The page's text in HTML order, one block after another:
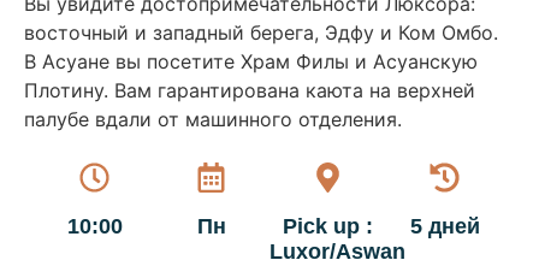
восточный и западный берега, Эдфу и Ком Омбо.
В Асуане вы посетите Храм Филы и Асуанскую
Плотину. Вам гарантирована каюта на верхней
палубе вдали от машинного отделения.
10:00 Пн
Pick up :
Luxor/Aswan
5 дней